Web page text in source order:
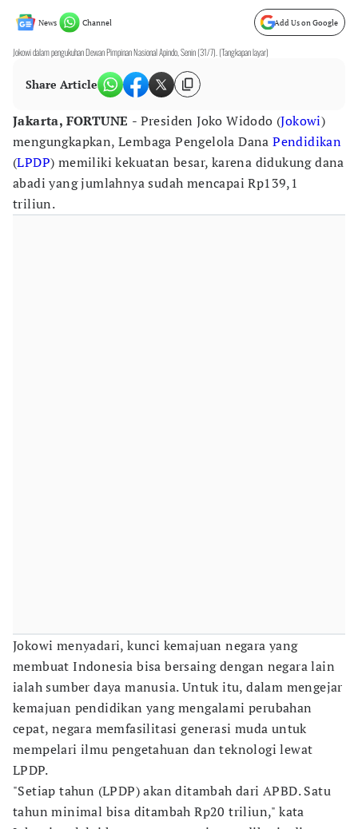
News Channel Add Us on Google
Jokowi dalam pengukuhan Dewan Pimpinan Nasional Apindo, Senin (31/7). (Tangkapan layar)
Share Article
Jakarta, FORTUNE - Presiden Joko Widodo (Jokowi)
mengungkapkan, Lembaga Pengelola DanaPendidikan
(LPDP) memiliki kekuatan besar, karena didukung dana
abadi yang jumlahnya sudah mencapai Rp139,1
triliun.
Jokowi menyadari, kunci kemajuan negara yang
membuat Indonesia bisa bersaing dengan negara lain
ialah sumber daya manusia. Untuk itu, dalam mengejar
kemajuan pendidikan yang mengalami perubahan
cepat, negara memfasilitasi generasi muda untuk
mempelari ilmu pengetahuan dan teknologi lewat
LPDP.
"Setiap tahun (LPDP) akan ditambah dari APBD. Satu
tahun minimal bisa ditambah Rp20 triliun," kata